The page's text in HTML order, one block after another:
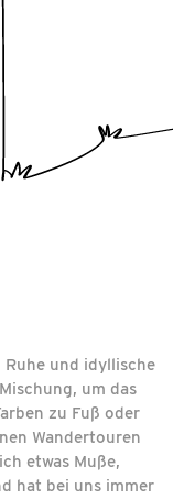
und idyllische
um das
zu Fuß oder
Wandertouren
etwas Muße,
hat bei uns immer